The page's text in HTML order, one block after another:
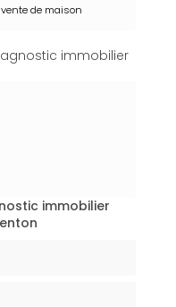
de maison
immobilier
immobilier